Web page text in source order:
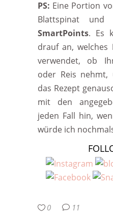
PS: Eine Portion
Blattspinat
SmartPoints. Es
drauf an, welches
verwendet, ob
oder Reis nehmt,
das Rezept
mit den
jeden Fall hin,
würde ich
0 11